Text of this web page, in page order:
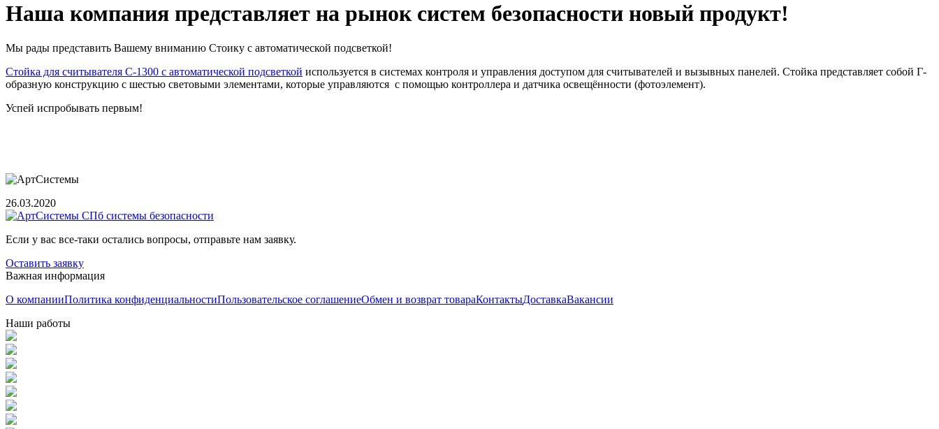
Наша компания представляет на рынок систем безопасности новый продукт!
Мы рады представить Вашему вниманию Стоику с автоматической подсветкой!
Стойка для считывателя С-1300 с автоматической подсветкой используется в системах контроля и управления доступом для считывателей и вызывных панелей. Стойка представляет собой Г-
образную конструкцию с шестью световыми элементами, которые управляются с помощью контроллера и датчика освещённости (фотоэлемент).
Успей испробывать первым!
26.03.2020
Если у вас все-таки остались вопросы, отправьте нам заявку.
Оставить заявку
Важная информация
О компанииПолитика конфиденциальностиПользовательское соглашениеОбмен и возврат товараКонтактыДоставкаВакансии
Наши работы